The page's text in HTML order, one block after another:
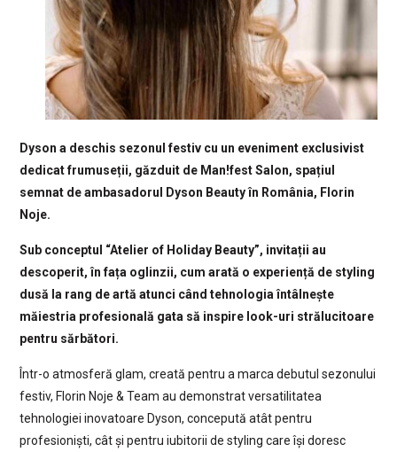
Dyson a deschis sezonul festiv cu un eveniment exclusivist
dedicat frumuseții, găzduit de Man!fest Salon, spațiul
semnat de ambasadorul Dyson Beauty în România, Florin
Noje.
Sub conceptul “Atelier of Holiday Beauty”, invitații au
descoperit, în fața oglinzii, cum arată o experiență de styling
dusă la rang de artă atunci când tehnologia întâlnește
măiestria profesională gata să inspire look-uri strălucitoare
pentru sărbători.
Într-o atmosferă glam, creată pentru a marca debutul sezonului
festiv, Florin Noje & Team au demonstrat versatilitatea
tehnologiei inovatoare Dyson, concepută atât pentru
profesioniști, cât și pentru iubitorii de styling care își doresc